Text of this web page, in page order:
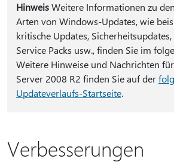
HinweisWeitere Informationen zu
Arten von Windows-Updates, wie
kritische Updates,
Service Packs usw., finden Sie im
Weitere Hinweise und Nachrichten
Server 2008 R2 finden Sie auf der
Updateverlaufs-Startseite.
Verbesserungen